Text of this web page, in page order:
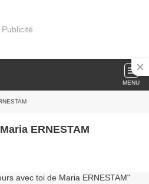
Publicité
MENU
ERNESTAM